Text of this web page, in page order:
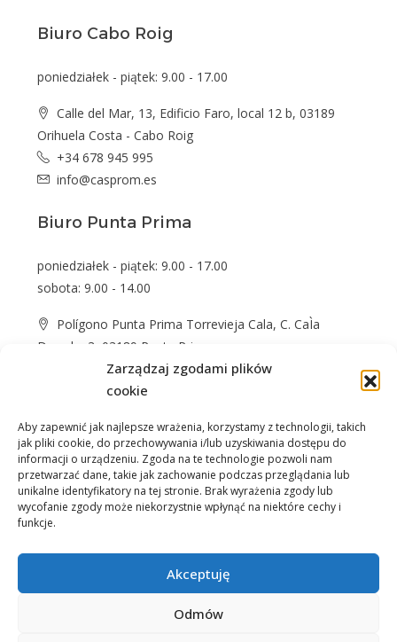
Zarządzaj zgodami plików
cookie
Aby zapewnić jak najlepsze wrażenia, korzystamy z technologii, takich
jak pliki cookie, do przechowywania i/lub uzyskiwania dostępu do
informacji o urządzeniu. Zgoda na te technologie pozwoli nam
przetwarzać dane, takie jak zachowanie podczas przeglądania lub
unikalne identyfikatory na tej stronie. Brak wyrażenia zgody lub
wycofanie zgody może niekorzystnie wpłynąć na niektóre cechy i
funkcje.
Akceptuję
Odmów
Biuro Cabo Roig
poniedziałek - piątek: 9.00 - 17.00
Calle del Mar, 13, Edificio Faro, local 12 b, 03189
Orihuela Costa - Cabo Roig
+34 678 945 995
info@casprom.es
Biuro Punta Prima
poniedziałek - piątek: 9.00 - 17.00
sobota: 9.00 - 14.00
Polígono Punta Prima Torrevieja Cala, C. CaÌa
Dorada, 3, 03189 Punta Prima
+48 574 622 365
info@casprom.es
Nieruchomości